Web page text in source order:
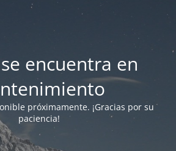
encuentra en
próximamente. ¡Gracias por su
paciencia!